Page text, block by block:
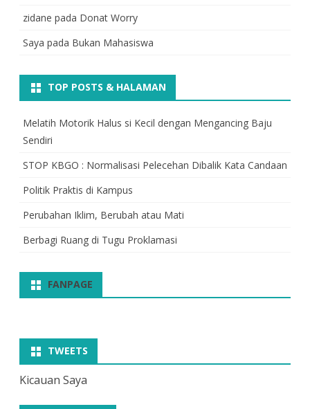
zidane pada Donat Worry
Saya pada Bukan Mahasiswa
TOP POSTS & HALAMAN
Melatih Motorik Halus si Kecil dengan Mengancing Baju
Sendiri
STOP KBGO : Normalisasi Pelecehan Dibalik Kata Candaan
Politik Praktis di Kampus
Perubahan Iklim, Berubah atau Mati
Berbagi Ruang di Tugu Proklamasi
FANPAGE
TWEETS
Kicauan Saya